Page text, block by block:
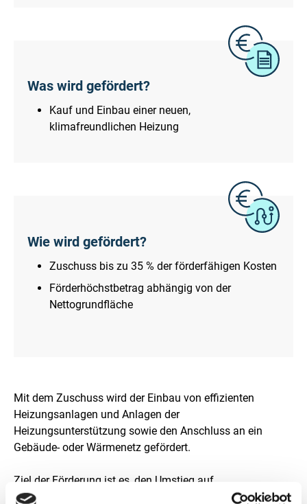
Was wird gefördert?
Kauf und Einbau einer neuen,
klimafreundlichen Heizung
Wie wird gefördert?
Zuschuss bis zu 35 % der förderfähigen Kosten
Förderhöchstbetrag abhängig von der
Nettogrundfläche
Mit dem Zuschuss wird der Einbau von effizienten
Heizungsanlagen und Anlagen der
Heizungsunterstützung sowie den Anschluss an ein
Gebäude- oder Wärmenetz gefördert.
Ziel der Förderung ist es, den Umstieg auf
klimafreundliche Heizungen zu beschleunigen.